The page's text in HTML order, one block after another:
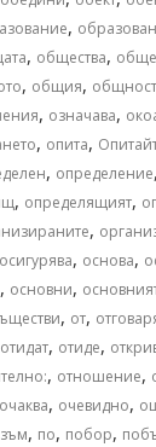
,
, общества,
, общия, общност
, означава,
, опита,
, определение,
, определящият,
,
осигурява, основа,
, основни,
, от,
отидат, отиде,
, отношение,
очаква, очевидно,
, по, побор,